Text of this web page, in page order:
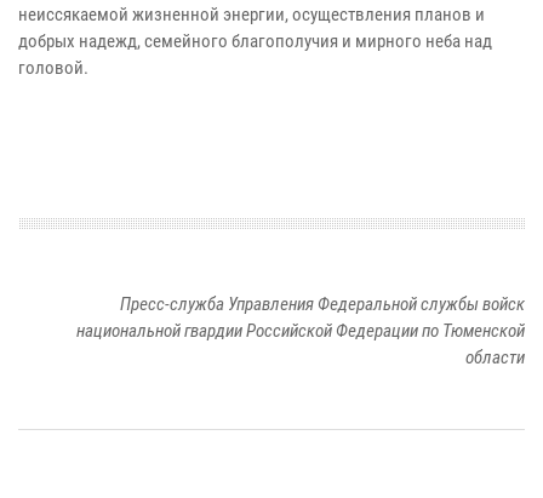
неиссякаемой жизненной энергии, осуществления планов и
добрых надежд, семейного благополучия и мирного неба над
головой.
Пресс-служба Управления Федеральной службы войск
национальной гвардии Российской Федерации по Тюменской
области